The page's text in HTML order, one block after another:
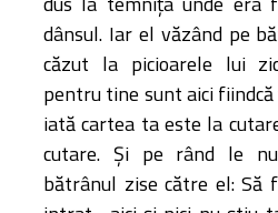
dânsul. Iar el văzând pe
căzut la picioarele lui
pentru tine sunt aici
iată cartea ta este la
cutare. Şi pe rând le
bătrânul zise către el: Să